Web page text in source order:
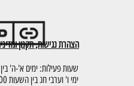
הצהרת נגישות, תקנון
שעות פעילות: ימים א'-ה' בין השעות
ימי ו' וערבי חג בין השעות 10:00-15:00